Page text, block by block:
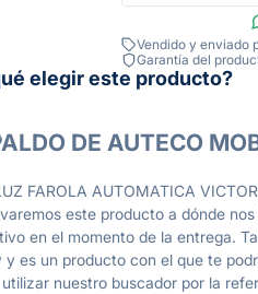
Vendido y enviado
Garantía del
elegir este producto?
DE AUTECO
FAROLA AUTOMATICA
este producto a dónde
en el momento de la entrega.
es un producto con el que te
nuestro buscador por la